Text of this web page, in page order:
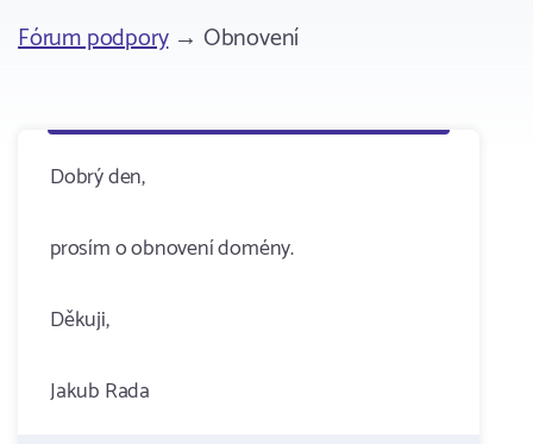
Fórum podpory→ Obnovení
Dobrý den,
prosím o obnovení domény.
Děkuji,
Jakub Rada